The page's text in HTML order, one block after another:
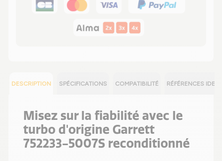
DESCRIPTION SPÉCIFICATIONS COMPATIBILITÉ RÉFÉRENCES
Misez sur la fiabilité avec le
turbo d'origine Garrett
752233-5007S reconditionné